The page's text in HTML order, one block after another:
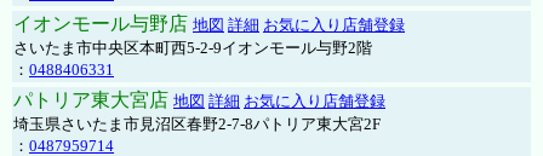
イオンモール与野店 地図 詳細 お気に入り店舗登録
さいたま市中央区本町西5-2-9イオンモール与野2階
： 0488406331
パトリア東大宮店 地図 詳細 お気に入り店舗登録
埼玉県さいたま市見沼区春野2-7-8パトリア東大宮2F
： 0487959714